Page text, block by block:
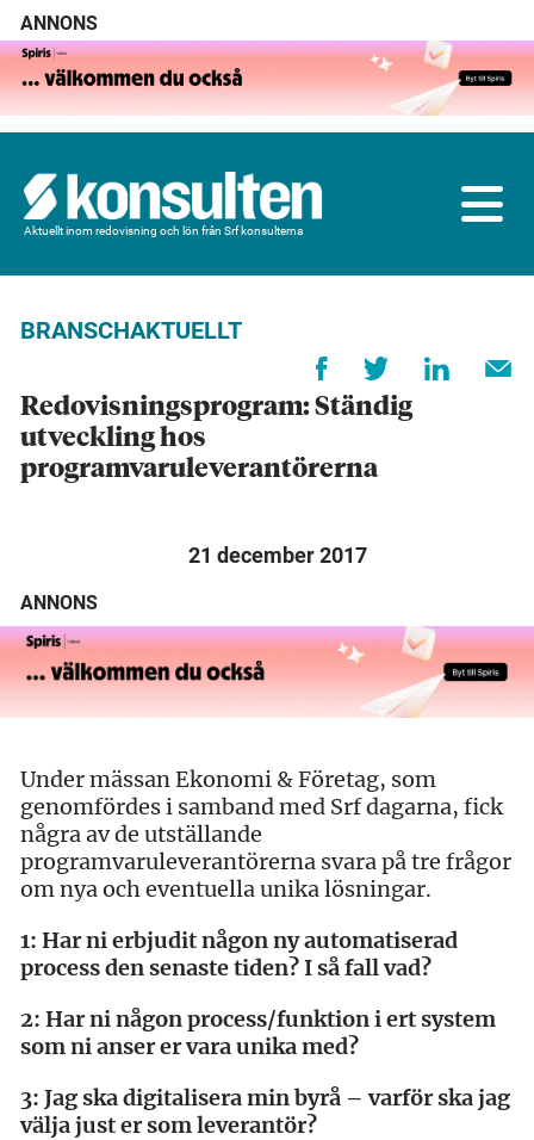
ANNONS
Aktuellt inom redovisning och lön från Srf konsulterna
BRANSCHAKTUELLT
Redovisningsprogram: Ständig
utveckling hos
programvaruleverantörerna
21 december 2017
ANNONS
Under mässan Ekonomi & Företag, som
genomfördes i samband med Srf dagarna, fick
några av de utställande
programvaruleverantörerna svara på tre frågor
om nya och eventuella unika lösningar.
1: Har ni erbjudit någon ny automatiserad
process den senaste tiden? I så fall vad?
2: Har ni någon process/funktion i ert system
som ni anser er vara unika med?
3: Jag ska digitaliseramin byrå – varför skajag
välja just er somleverantör?